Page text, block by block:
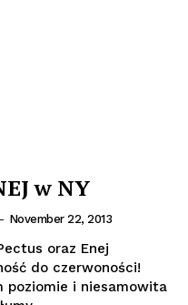
w NY
- November 22, 2013
oraz Enej
do czerwoności!
poziomie i niesamowita